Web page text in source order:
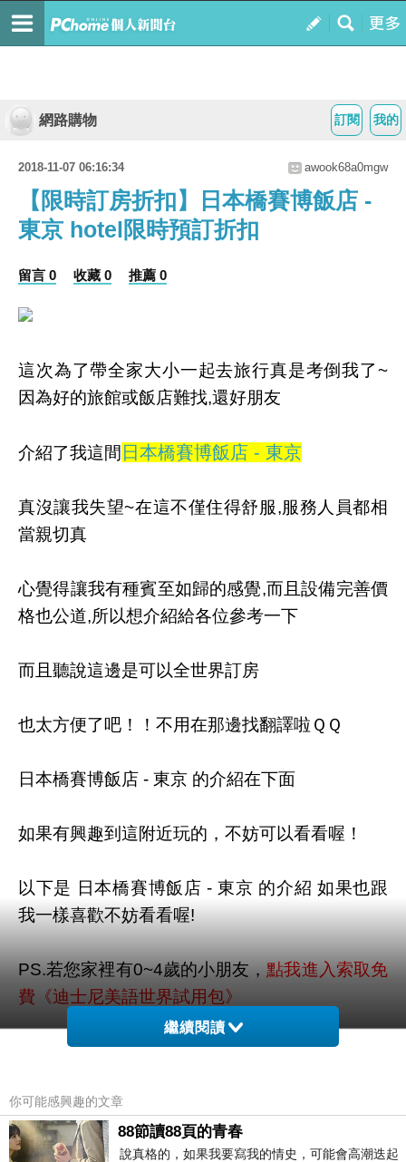
我的
訂閱
網路購物
2018-11-07 06:16:34 awook68a0mgw
【限時訂房折扣】日本橋賽博飯店 -
東京 hotel限時預訂折扣
留言 0 收藏 0 推薦 0
這次為了帶全家大小一起去旅行真是考倒我了~
因為好的旅館或飯店難找,還好朋友
介紹了我這間 日本橋賽博飯店 - 東京
真沒讓我失望~在這不僅住得舒服,服務人員都相
當親切真
心覺得讓我有種賓至如歸的感覺,而且設備完善價
格也公道,所以想介紹給各位參考一下
而且聽說這邊是可以全世界訂房
也太方便了吧！！不用在那邊找翻譯啦ＱＱ
日本橋賽博飯店 - 東京 的介紹在下面
如果有興趣到這附近玩的，不妨可以看看喔！
以下是 日本橋賽博飯店 - 東京 的介紹 如果也跟
我一樣喜歡不妨看看喔!
PS.若您家裡有0~4歲的小朋友，點我進入索取免
費《迪士尼美語世界試用包》
↓↓↓限量特優價格按鈕↓↓↓
繼續閱讀
你可能感興趣的文章
88節讀88頁的青春
說真格的，如果我要寫我的情史，可能會高潮迭起